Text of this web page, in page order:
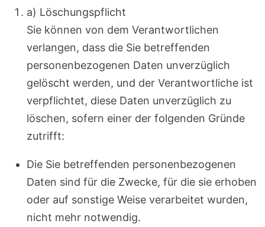
a) Löschungspflicht
Sie können von dem Verantwortlichen
verlangen, dass die Sie betreffenden
personenbezogenen Daten unverzüglich
gelöscht werden, und der Verantwortliche ist
verpflichtet, diese Daten unverzüglich zu
löschen, sofern einer der folgenden Gründe
zutrifft:
Die Sie betreffenden personenbezogenen
Daten sind für die Zwecke, für die sie erhoben
oder auf sonstige Weise verarbeitet wurden,
nicht mehr notwendig.